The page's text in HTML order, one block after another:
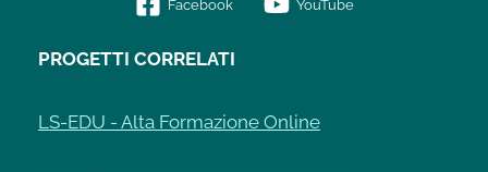
Facebook YouTube
PROGETTI CORRELATI
LS-EDU - Alta Formazione Online